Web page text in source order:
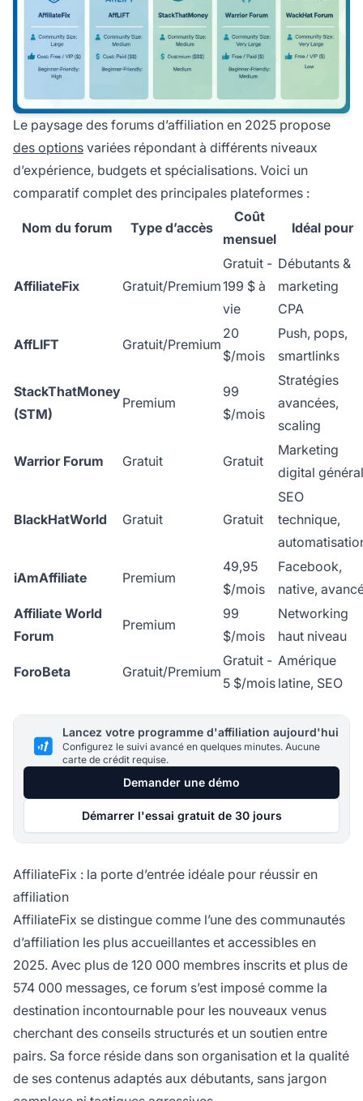
Le paysage des forums d’affiliation en 2025 propose
des options variées répondant à différents niveaux
d’expérience, budgets et spécialisations. Voici un
comparatif complet des principales plateformes :
Nom du forum Type d’accès
Coût
mensuel
Idéal pour
AffiliateFix Gratuit/Premium
Gratuit -
199 $ à
vie
Débutants &
marketing
CPA
AffLIFT Gratuit/Premium
20
$/mois
Push, pops,
smartlinks
StackThatMoney
(STM)
Premium
99
$/mois
Stratégies
avancées,
scaling
Warrior Forum Gratuit Gratuit
Marketing
digital général
BlackHatWorld Gratuit Gratuit
SEO
technique,
iAmAffiliate Premium
49,95
$/mois
Facebook,
native,
Affiliate World
Forum
Premium
99
$/mois
Networking
haut niveau
ForoBeta Gratuit/Premium
Gratuit -
5 $/mois
Amérique
latine, SEO
Lancez votre programme d'affiliation aujourd'hui
Configurez le suivi avancé en quelques minutes. Aucune
carte de crédit requise.
Demander une démo
Démarrer l'essai gratuit de 30 jours
AffiliateFix : la porte d’entrée idéale pour réussir en
affiliation
AffiliateFix se distingue comme l’une des communautés
d’affiliation les plus accueillantes et accessibles en
2025. Avec plus de 120 000 membres inscrits et plus de
574 000 messages, ce forum s’est imposé comme la
destination incontournable pour les nouveaux venus
cherchant des conseils structurés et un soutien entre
pairs. Sa force réside dans son organisation et la qualité
de ses contenus adaptés aux débutants, sans jargon